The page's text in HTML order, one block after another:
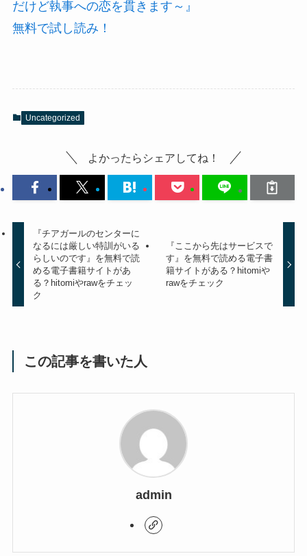
だけど執事への恋を貫きます～』
無料で試し読み！
Uncategorized
よかったらシェアしてね！
『チアガールのセンターに
なるには厳しい特訓がいる
らしいのです』を無料で読
める電子書籍サイトがあ
る？hitomiやrawをチェッ
ク
『ここから先はサービスで
す』を無料で読める電子書
籍サイトがある？hitomiや
rawをチェック
この記事を書いた人
admin